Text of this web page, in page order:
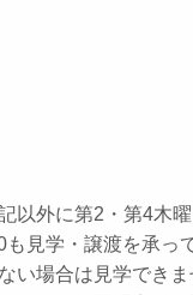
以外に第2・第4木曜
も見学・譲渡を承っ
い場合は見学でき